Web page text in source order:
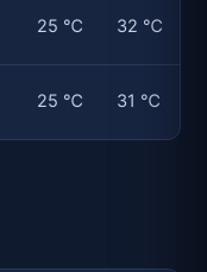
25 ℃ 32 ℃
25 ℃ 31 ℃